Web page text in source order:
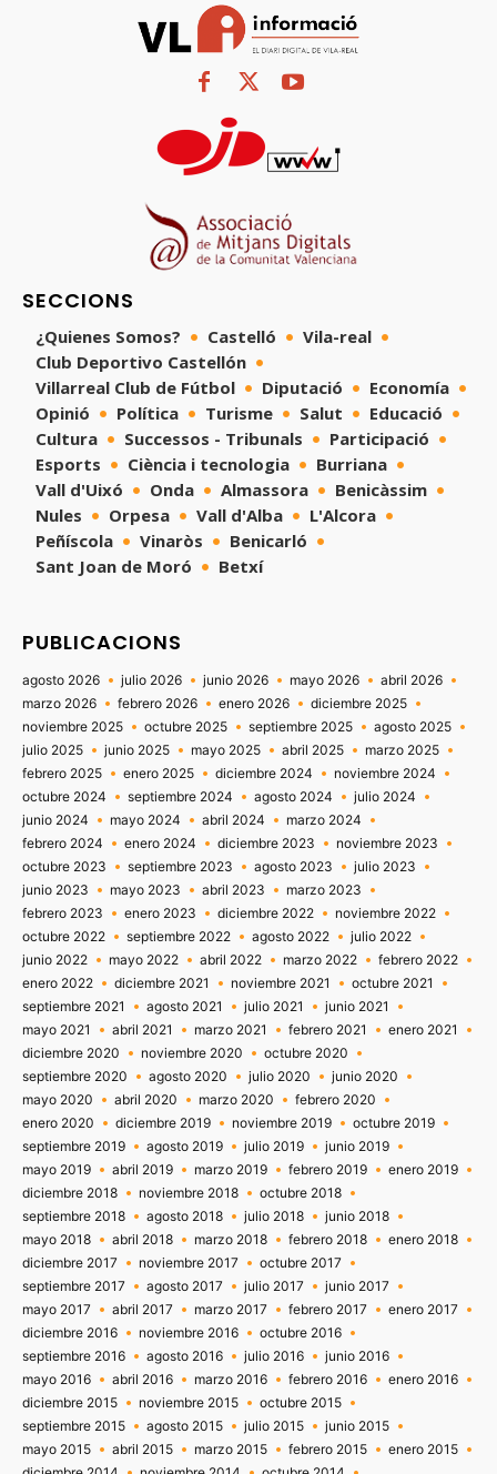
SECCIONS
¿Quienes Somos? Castelló
Vila-real
Club Deportivo Castellón
Villarreal Club de Fútbol
Diputació
Economía
Opinió
Política Turisme Salut
Educació
Cultura
Successos - Tribunals
Participació
Esports
Ciència i tecnologia
Burriana
Vall d'Uixó
Onda Almassora
Benicàssim
Nules
Orpesa Vall d'Alba
L'Alcora
Peñíscola
Vinaròs
Benicarló
Sant Joan de Moró
Betxí
PUBLICACIONS
agosto 2026 julio 2026 junio 2026 mayo 2026
abril 2026
marzo 2026
febrero 2026 enero 2026
diciembre 2025
noviembre 2025
octubre 2025 septiembre 2025
agosto 2025
julio 2025
junio 2025 mayo 2025 abril 2025
marzo 2025
febrero 2025
enero 2025 diciembre 2024
noviembre 2024
octubre 2024
septiembre 2024 agosto 2024
julio 2024
junio 2024
mayo 2024 abril 2024
marzo 2024
febrero 2024
enero 2024 diciembre 2023
noviembre 2023
octubre 2023
septiembre 2023 agosto 2023
julio 2023
junio 2023
mayo 2023 abril 2023
marzo 2023
febrero 2023
enero 2023 diciembre 2022
noviembre 2022
octubre 2022
septiembre 2022 agosto 2022
julio 2022
junio 2022
mayo 2022 abril 2022 marzo 2022
febrero 2022
enero 2022
diciembre 2021 noviembre 2021
octubre 2021
septiembre 2021
agosto 2021 julio 2021
junio 2021
mayo 2021
abril 2021 marzo 2021 febrero 2021
enero 2021
diciembre 2020
noviembre 2020
octubre 2020
septiembre 2020
agosto 2020 julio 2020
junio 2020
mayo 2020
abril 2020 marzo 2020
febrero 2020
enero 2020
diciembre 2019 noviembre 2019
octubre 2019
septiembre 2019
agosto 2019 julio 2019
junio 2019
mayo 2019
abril 2019 marzo 2019 febrero 2019
enero 2019
diciembre 2018
noviembre 2018
octubre 2018
septiembre 2018
agosto 2018 julio 2018
junio 2018
mayo 2018
abril 2018 marzo 2018 febrero 2018
enero 2018
diciembre 2017
noviembre 2017
octubre 2017
septiembre 2017
agosto 2017 julio 2017
junio 2017
mayo 2017
abril 2017 marzo 2017 febrero 2017
enero 2017
diciembre 2016
noviembre 2016
octubre 2016
septiembre 2016
agosto 2016 julio 2016
junio 2016
mayo 2016
abril 2016 marzo 2016 febrero 2016
enero 2016
diciembre 2015
noviembre 2015
octubre 2015
septiembre 2015
agosto 2015 julio 2015
junio 2015
mayo 2015
abril 2015 marzo 2015 febrero 2015
enero 2015